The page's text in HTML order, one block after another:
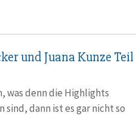
und Juana Kunze Teil
denn die Highlights
dann ist es gar nicht so